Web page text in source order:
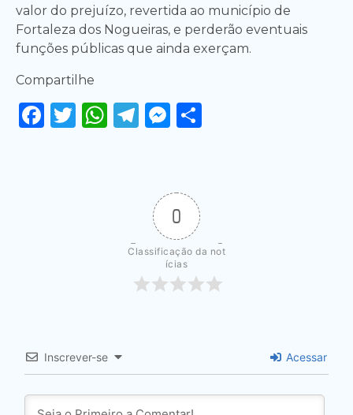
valor do prejuízo, revertida ao município de
Fortaleza dos Nogueiras, e perderão eventuais
funções públicas que ainda exerçam.
Compartilhe
Facebook
Twitter
WhatsApp
Telegram
Messenger
0
Classificação da not
ícias
Inscrever-se Acessar